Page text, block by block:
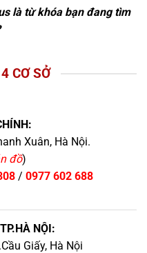
là từ khóa bạn đang tìm
CƠ SỞ
Xuân, Hà Nội.
đồ)
/ 0977 602 688
NỘI:
Giấy, Hà Nội